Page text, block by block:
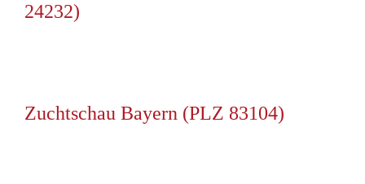
24232)
Zuchtschau Bayern (PLZ 83104)